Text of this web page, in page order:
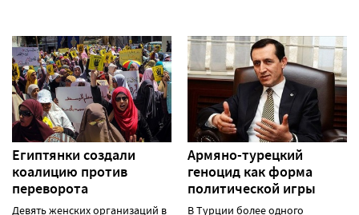
Египтянки создали
коалицию против
переворота
Девять женских организаций в
Армяно-турецкий
геноцид как форма
политической игры
В Турции более одного